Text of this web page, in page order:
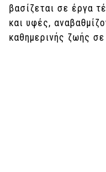
βασίζεται σε έργα
και υφές,
καθημερινής ζωής